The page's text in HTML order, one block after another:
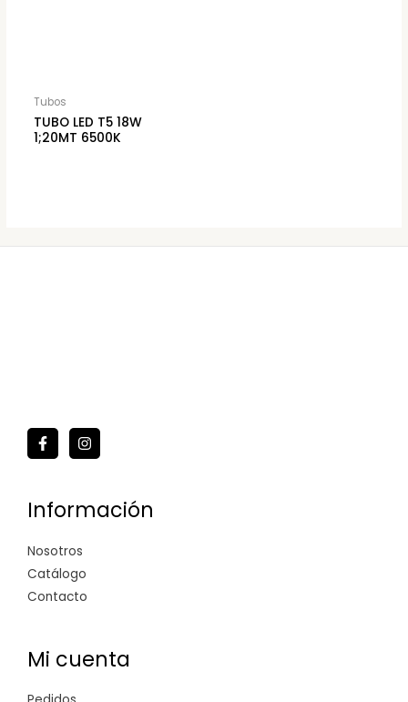
Tubos
TUBO LED T5 18W
1;20MT 6500K
Información
Nosotros
Catálogo
Contacto
Mi cuenta